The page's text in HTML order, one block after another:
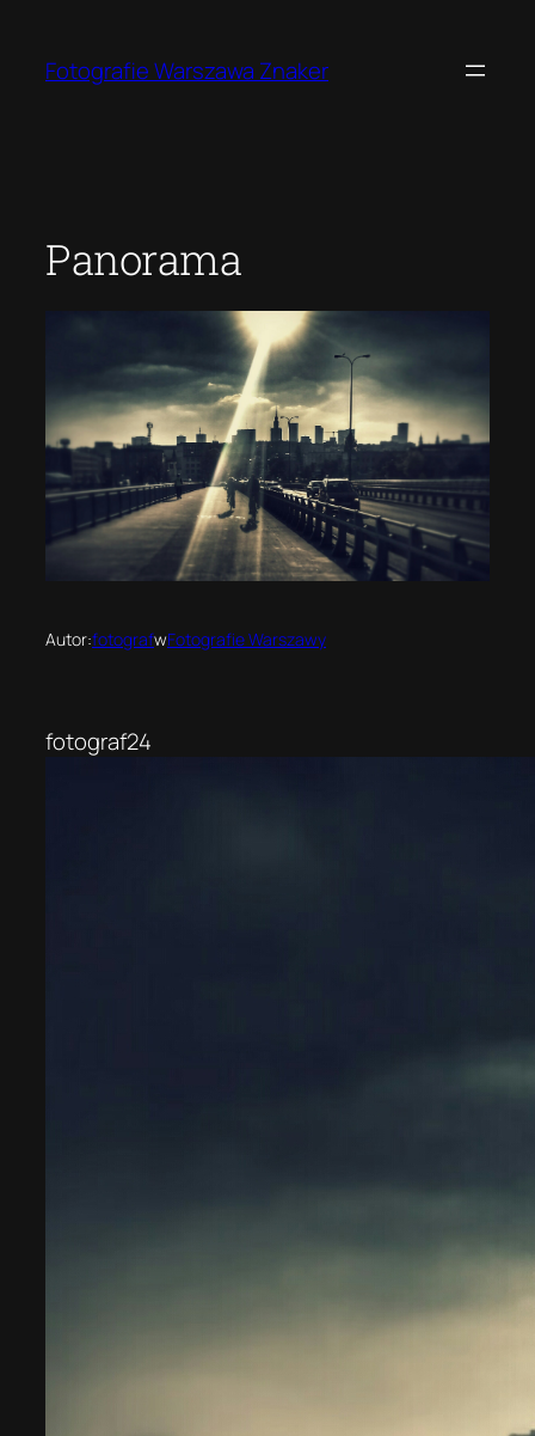
treściFotografie Warszawa Znaker
Panorama
Autor:fotografwFotografie Warszawy
fotograf24